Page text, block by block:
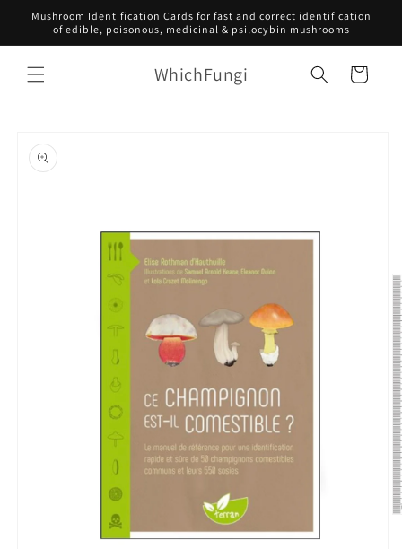
Skip to
content
Mushroom Identification Cards for fast and correct identification
of edible, poisonous, medicinal & psilocybin mushrooms
WhichFungi Cart
product
information